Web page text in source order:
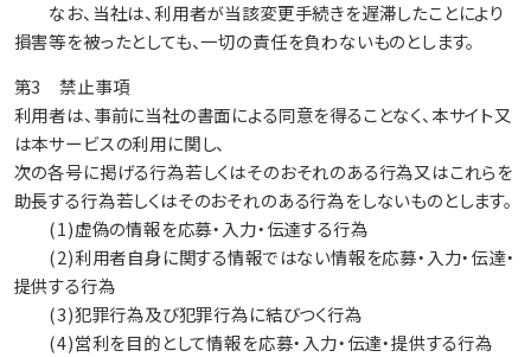
なお、当社は、利用者が当該変更手続きを遅滞したことにより
損害等を被ったとしても、一切の責任を負わないものとします。
第3 禁止事項
利用者は、事前に当社の書面による同意を得ることなく、本サイト又
は本サービスの利用に関し、
次の各号に掲げる行為若しくはそのおそれのある行為又はこれらを
助長する行為若しくはそのおそれのある行為をしないものとします。
(1)虚偽の情報を応募・入力・伝達する行為
(2)利用者自身に関する情報ではない情報を応募・入力・伝達・
提供する行為
(3)犯罪行為及び犯罪行為に結びつく行為
(4)営利を目的として情報を応募・入力・伝達・提供する行為